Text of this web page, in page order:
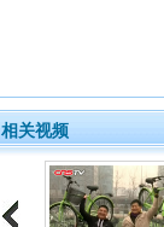
相关视频